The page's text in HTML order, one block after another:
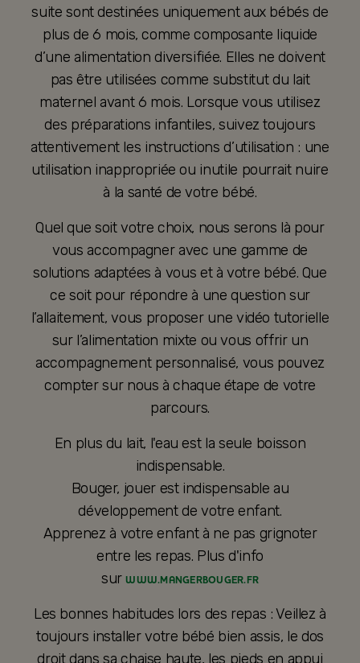
suite sont destinées uniquement aux bébés de
plus de 6 mois, comme composante liquide
d’une alimentation diversifiée. Elles ne doivent
pas être utilisées comme substitut du lait
maternel avant 6 mois. Lorsque vous utilisez
des préparations infantiles, suivez toujours
attentivement les instructions d’utilisation : une
utilisation inappropriée ou inutile pourrait nuire
à la santé de votre bébé.
Quel que soit votre choix, nous serons là pour
vous accompagner avec une gamme de
solutions adaptées à vous et à votre bébé. Que
ce soit pour répondre à une question sur
l’allaitement, vous proposer une vidéo tutorielle
sur l’alimentation mixte ou vous offrir un
accompagnement personnalisé, vous pouvez
compter sur nous à chaque étape de votre
parcours.
En plus du lait, l'eau est la seule boisson
indispensable.
Bouger, jouer est indispensable au
développement de votre enfant.
Apprenez à votre enfant à ne pas grignoter
entre les repas. Plus d'info
surWWW.MANGERBOUGER.FR
Les bonnes habitudes lors des repas : Veillez à
toujours installer votre bébé bien assis, le dos
droit dans sa chaise haute, les pieds en appui